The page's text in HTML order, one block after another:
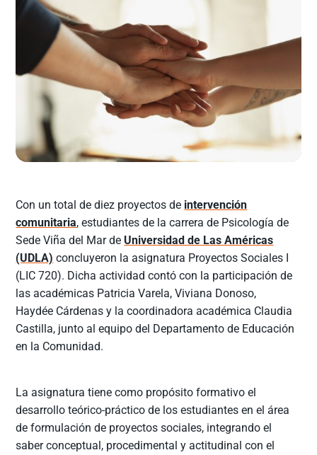
Con un total de diez proyectos de intervención
comunitaria, estudiantes de la carrera de Psicología de
Sede Viña del Mar de Universidad de Las Américas
(UDLA) concluyeron la asignatura Proyectos Sociales I
(LIC 720). Dicha actividad contó con la participación de
las académicas Patricia Varela, Viviana Donoso,
Haydée Cárdenas y la coordinadora académica Claudia
Castilla, junto al equipo del Departamento de Educación
en la Comunidad.
La asignatura tiene como propósito formativo el
desarrollo teórico-práctico de los estudiantes en el área
de formulación de proyectos sociales, integrando el
saber conceptual, procedimental y actitudinal con el